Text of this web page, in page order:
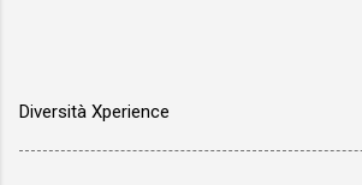
Diversità Xperience